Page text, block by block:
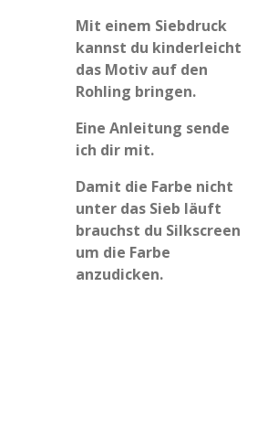
Mit einem Siebdruck
kannst du kinderleicht
das Motiv auf den
Rohling bringen.
Eine Anleitung sende
ich dir mit.
Damit die Farbe nicht
unter das Sieb läuft
brauchst du Silkscreen
um die Farbe
anzudicken.